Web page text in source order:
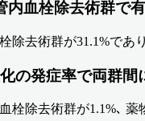
内血栓除去術群で
去術群が31.1%であ
の発症率で両群間
栓除去術群が1.1%､